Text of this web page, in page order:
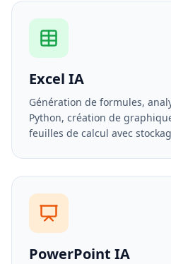
Excel IA
Génération de formules,
Python, création de
feuilles de calcul avec
PowerPoint IA